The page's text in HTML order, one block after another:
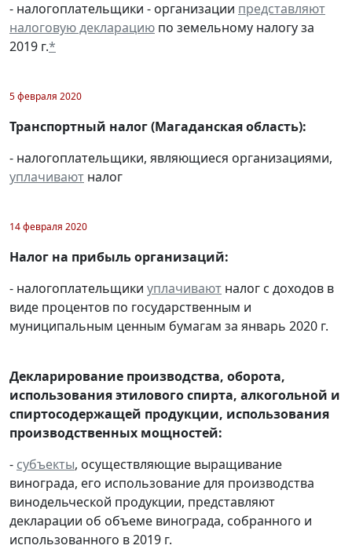
- налогоплательщики - организации представляют
налоговую декларацию по земельному налогу за
2019 г.*
5 февраля 2020
Транспортный налог (Магаданская область):
- налогоплательщики, являющиеся организациями,
уплачивают налог
14 февраля 2020
Налог на прибыль организаций:
- налогоплательщики уплачивают налог с доходов в
виде процентов по государственным и
муниципальным ценным бумагам за январь 2020 г.
Декларирование производства, оборота,
использования этилового спирта, алкогольной и
спиртосодержащей продукции, использования
производственных мощностей:
- субъекты, осуществляющие выращивание
винограда, его использование для производства
винодельческой продукции, представляют
декларации об объеме винограда, собранного и
использованного в 2019 г.